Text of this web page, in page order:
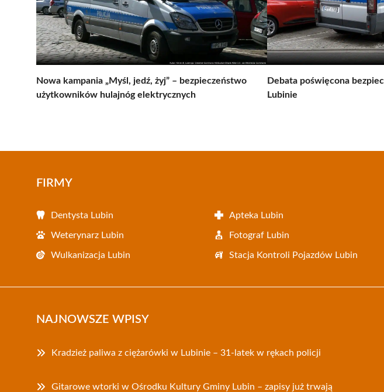
Nowa kampania „Myśl, jedź, żyj” – bezpieczeństwo
użytkowników hulajnóg elektrycznych
Debata poświęcona
Lubinie
FIRMY
Dentysta Lubin Apteka Lubin
Weterynarz Lubin Fotograf Lubin
Wulkanizacja Lubin Stacja Kontroli Pojazdów Lubin
NAJNOWSZE WPISY
Kradzież paliwa z ciężarówki w Lubinie – 31-latek w rękach policji
Gitarowe wtorki w Ośrodku Kultury Gminy Lubin – zapisy już trwają